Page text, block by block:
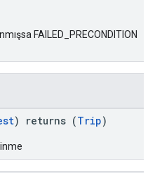
FAILED_PRECONDITION
) returns (Trip)